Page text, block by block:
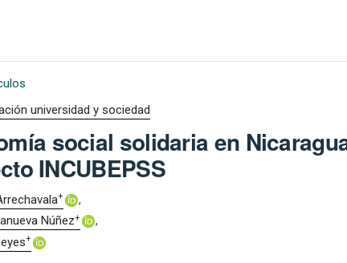
universidad y sociedad
social solidaria en
INCUBEPSS
+
Núñez+
+